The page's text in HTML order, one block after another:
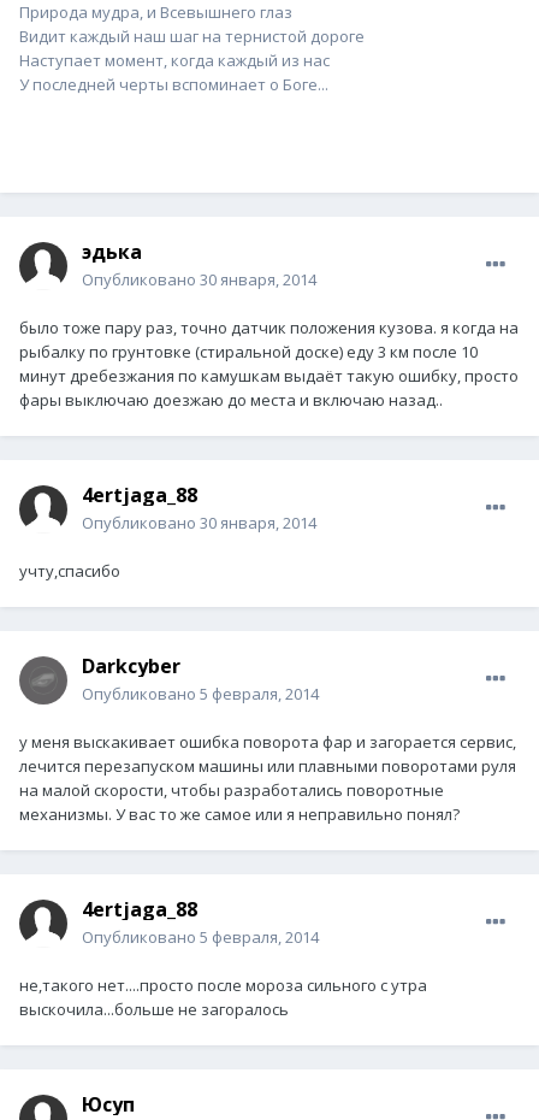
Природа мудра, и Всевышнего глаз
Видит каждый наш шаг на тернистой дороге
Наступает момент, когда каждый из нас
У последней черты вспоминает о Боге...
эдька
Опубликовано 30 января, 2014
было тоже пару раз, точно датчик положения кузова. я когда на
рыбалку по грунтовке (стиральной доске) еду 3 км после 10
минут дребезжания по камушкам выдаёт такую ошибку, просто
фары выключаю доезжаю до места и включаю назад..
4ertjaga_88
Опубликовано 30 января, 2014
учту,спасибо
Darkcyber
Опубликовано 5 февраля, 2014
у меня выскакивает ошибка поворота фар и загорается сервис,
лечится перезапуском машины или плавными поворотами руля
на малой скорости, чтобы разработались поворотные
механизмы. У вас то же самое или я неправильно понял?
4ertjaga_88
Опубликовано 5 февраля, 2014
не,такого нет....просто после мороза сильного с утра
выскочила...больше не загоралось
Юсуп